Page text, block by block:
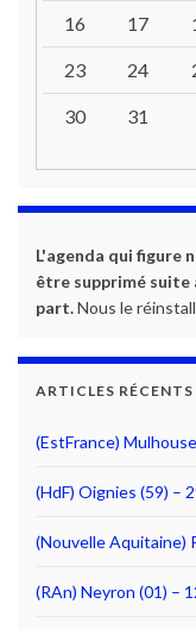
16 17
23 24
30 31
L'agenda qui figure
être supprimé suite
part.Nous le
ARTICLES RÉCENTS
(EstFrance)
(HdF) Oignies (59)
(Nouvelle Aquitaine)
(RAn) Neyron (01) –